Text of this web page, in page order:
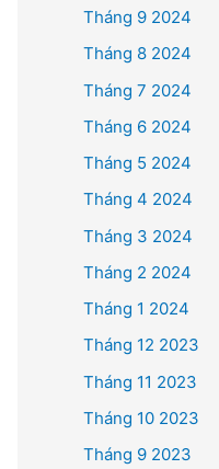
Tháng 9 2024
Tháng 8 2024
Tháng 7 2024
Tháng 6 2024
Tháng 5 2024
Tháng 4 2024
Tháng 3 2024
Tháng 2 2024
Tháng 1 2024
Tháng 12 2023
Tháng 11 2023
Tháng 10 2023
Tháng 9 2023